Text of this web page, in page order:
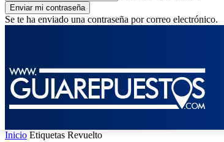
Se te ha enviado una contraseña por correo electrónico.
Inicio Etiquetas Revuelto